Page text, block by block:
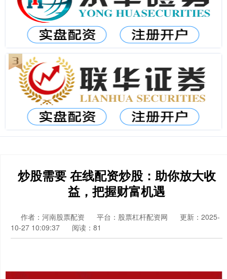
炒股需要 在线配资炒股：助你放大收
益，把握财富机遇
作者：河南股票配资 平台：股票杠杆配资网
更新：2025-
10-27 10:09:37
阅读：81